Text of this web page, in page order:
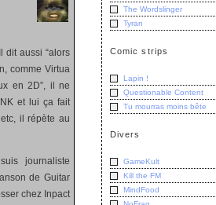
dit aussi “alors
comme Virtua
en 2D”, il ne
et lui ça fait
il répète au
journaliste
de Guitar
chez Inpact
The Wordslinger
Tyran
Comic strips
Lapin !
Questionable Content
Tu mourras moins bête
Divers
GameKult
Kill the FM
MindFood